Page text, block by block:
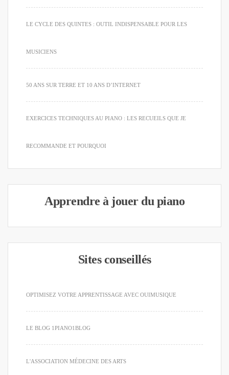
LE CYCLE DES QUINTES : OUTIL INDISPENSABLE POUR LES
MUSICIENS
50 ANS SUR TERRE ET 10 ANS D’INTERNET
EXERCICES TECHNIQUES AU PIANO : LES RECUEILS QUE JE
RECOMMANDE ET POURQUOI
Apprendre à jouer du piano
Sites conseillés
OPTIMISEZ VOTRE APPRENTISSAGE AVEC OUIMUSIQUE
LE BLOG 1PIANO1BLOG
L'ASSOCIATION MÉDECINE DES ARTS